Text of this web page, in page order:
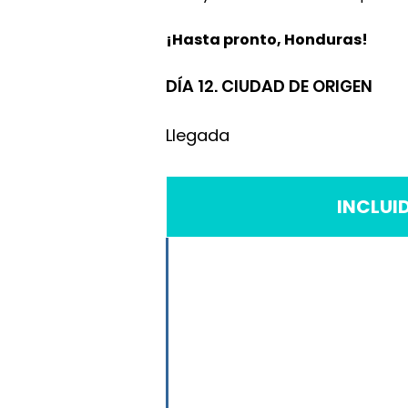
¡Hasta pronto, Honduras!​
DÍA 12. CIUDAD DE ORIGEN
Llegada